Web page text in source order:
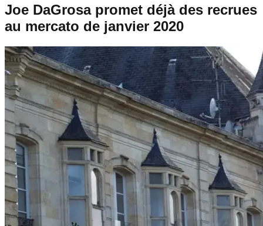
Joe DaGrosa promet déjà des recrues
au mercato de janvier 2020